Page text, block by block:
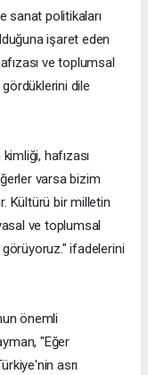
sanat politikaları
işaret eden
ve toplumsal
dile
hafızası
varsa bizim
Kültürü bir milletin
ve toplumsal
görüyoruz." ifadelerini
önemli
"Eğer
asrı